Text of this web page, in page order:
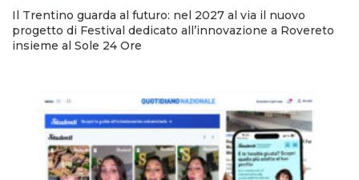
Il Trentino guarda al futuro: nel 2027 al via il nuovo
progetto di Festival dedicato all’innovazione a Rovereto
insieme al Sole 24 Ore